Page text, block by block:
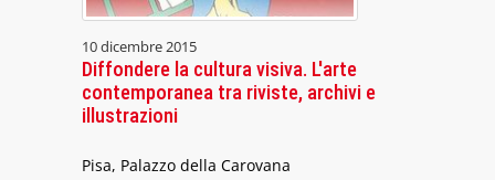
10 dicembre 2015
Diffondere la cultura visiva. L'arte
contemporanea tra riviste, archivi e
illustrazioni
Pisa, Palazzo della Carovana